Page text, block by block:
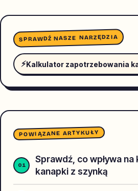
SPRAWDŹ NASZE NARZĘDZIA
⚡Kalkulator zapotrzebowania
POWIĄZANE ARTYKUŁY
Sprawdź, co wpływa
kanapki z szynką